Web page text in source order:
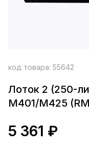
код товара: 55642
Лоток 2 (250-
M401/M425
5 361 ₽